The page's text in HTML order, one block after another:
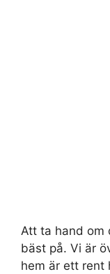
Att ta hand om
bäst på. Vi är
hem är ett rent